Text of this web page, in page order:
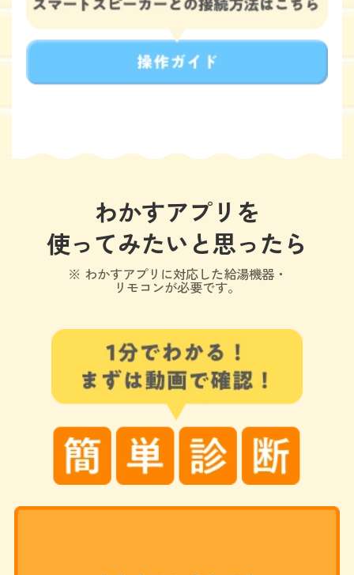
わかすアプリを
使ってみたいと思ったら
※ わかすアプリに対応した給湯機器・
リモコンが必要です。